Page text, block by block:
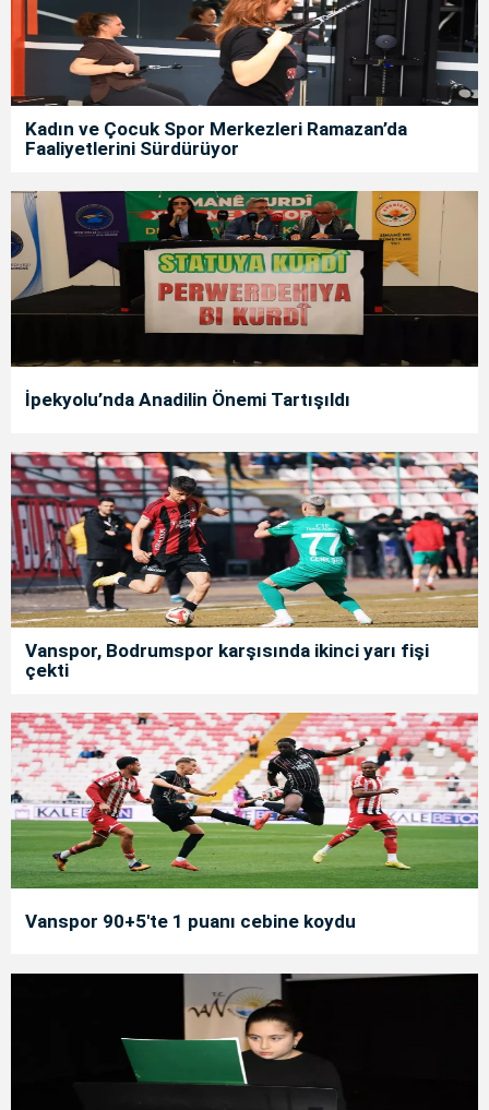
Kadın ve Çocuk Spor Merkezleri Ramazan’da
Faaliyetlerini Sürdürüyor
İpekyolu’nda Anadilin Önemi Tartışıldı
Vanspor, Bodrumspor karşısında ikinci yarı fişi
çekti
Vanspor 90+5'te 1 puanı cebine koydu